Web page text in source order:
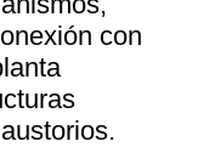
con